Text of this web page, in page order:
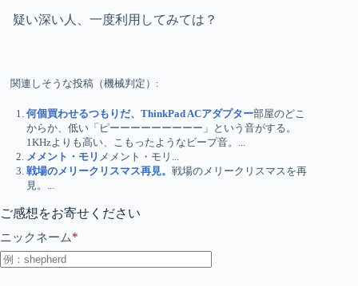
疑い深い人、一度利用してみては？
関連しそうな投稿（機械判定）:
何個買わせるつもりだ、ThinkPad ACアダプター部屋のどこ
からか、低い「ピーーーーーーーーー」という音がする。
1KHzよりも高い、こもったようなビープ音。...
メメント・モリ メメント・モリ...
戦場のメリークリスマス再見。 戦場のメリークリスマスを再
見。...
ご感想をお寄せください
ニックネーム*